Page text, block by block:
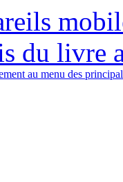
du livre
au menu des